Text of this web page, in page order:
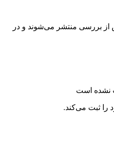
از بررسی منتشر می‌شوند و در
نشده است
را ثبت می‌کند.